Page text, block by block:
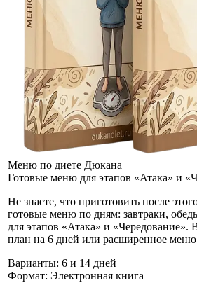
Меню по диете Дюкана
Готовые меню для этапов «Атака» и
Не знаете, что приготовить после
готовые меню по дням: завтраки,
для этапов «Атака» и «Чередование».
план на 6 дней или расширенное
Варианты: 6 и 14 дней
Формат: Электронная книга